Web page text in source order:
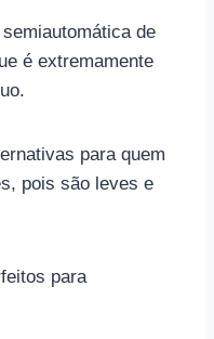
de
é extremamente
para quem
pois são leves e
para